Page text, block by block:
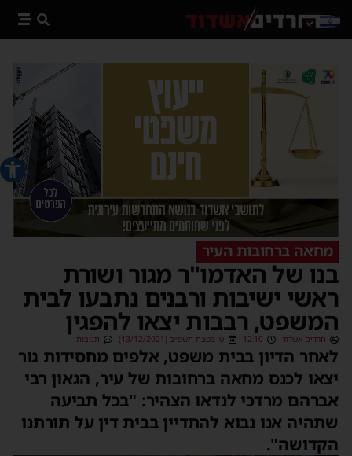
פתח
מחאה ברחובות העיר
בנו של האדמו"ר מגור ושורת
ראשי ישיבות ורבנים נתבעו לבית
המשפט, רבבות יצאו להפגין
חרדים אשדוד 12:10 ט׳ בטבת תשפ״ב (13/12/2021) תגובות
לאחר הדיון בבית משפט, אלפים מחסידות גור
יצאו לכנס מחאה ברחובות של עיר, הגאון רבי
אברהם מרדכי לנדאו הצהיר: "בכל תביעה
שתהיה אנו נבוא להתדיין בבית דין על תורתנו
הקדושה".